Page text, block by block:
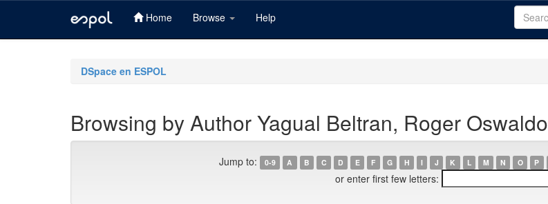
Home Browse Help
DSpace en ESPOL
Browsing by Author Yagual Beltran, Roger Oswaldo
Jump to: 0-9 A B C D E F G H I J K L M N O P
or enter first few letters: